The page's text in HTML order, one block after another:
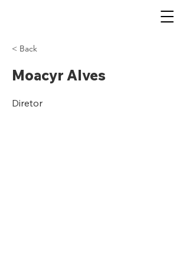
< Back
Moacyr Alves
Diretor